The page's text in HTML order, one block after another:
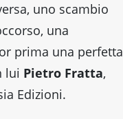
uno scambio
una
prima una perfetta
lui Pietro Fratta,
Edizioni.